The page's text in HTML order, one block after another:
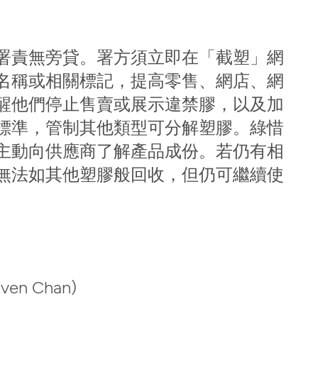
責無旁貸。署方須立即在「截塑」網
稱或相關標記，提高零售、網店、網
他們停止售賣或展示違禁膠，以及加
準，管制其他類型可分解塑膠。綠惜
動向供應商了解產品成份。若仍有相
法如其他塑膠般回收，但仍可繼續使
Chan)